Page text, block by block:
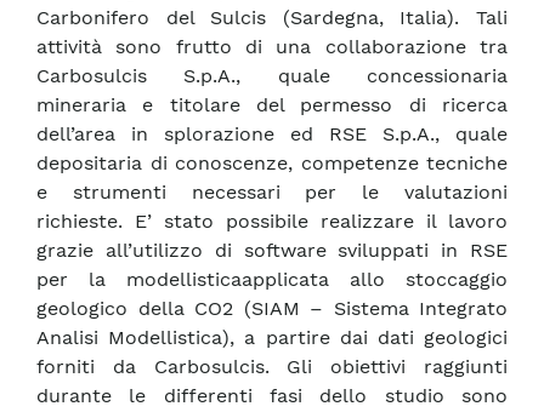
Carbonifero del Sulcis (Sardegna, Italia). Tali
attività sono frutto di una collaborazione tra
Carbosulcis S.p.A., quale concessionaria
mineraria e titolare del permesso di ricerca
dell’area in splorazione ed RSE S.p.A., quale
depositaria di conoscenze, competenze tecniche
e strumenti necessari per le valutazioni
richieste. E’ stato possibile realizzare il lavoro
grazie all’utilizzo di software sviluppati in RSE
per la modellisticaapplicata allo stoccaggio
geologico della CO2 (SIAM – Sistema Integrato
Analisi Modellistica), a partire dai dati geologici
forniti da Carbosulcis. Gli obiettivi raggiunti
durante le differenti fasi dello studio sono